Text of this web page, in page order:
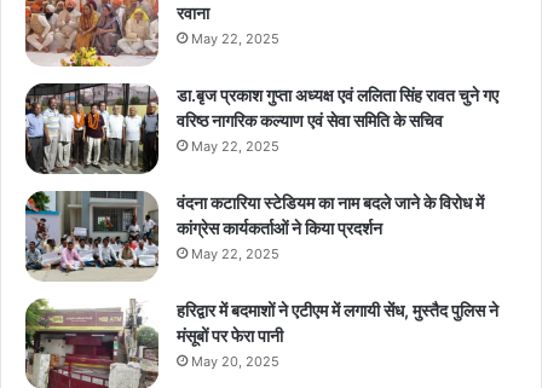
रवाना
May 22, 2025
डा.बृज प्रकाश गुप्ता अध्यक्ष एवं ललिता सिंह रावत चुने गए
वरिष्ठ नागरिक कल्याण एवं सेवा समिति के सचिव
May 22, 2025
वंदना कटारिया स्टेडियम का नाम बदले जाने के विरोध में
कांग्रेस कार्यकर्ताओं ने किया प्रदर्शन
May 22, 2025
हरिद्वार में बदमाशों ने एटीएम में लगायी सेंध, मुस्तैद पुलिस ने
मंसूबों पर फेरा पानी
May 20, 2025